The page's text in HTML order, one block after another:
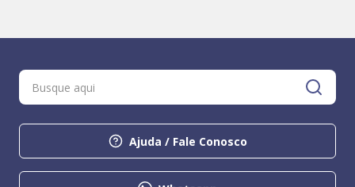
Ajuda / Fale Conosco